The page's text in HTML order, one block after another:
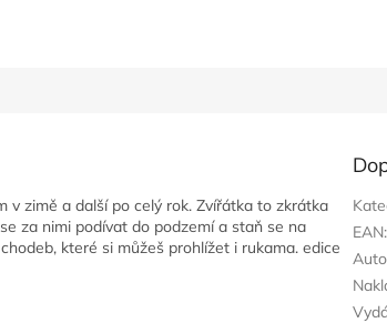
v zimě a další po celý rok. Zvířátka to zkrátka
za nimi podívat do podzemí a staň se na
které si můžeš prohlížet i rukama. edice
EAN: